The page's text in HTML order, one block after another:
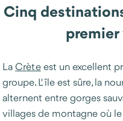
Cinq
LaCrèteest un excellent
groupe. L'île est sûre, la
alternent entre gorges
villages de montagne où